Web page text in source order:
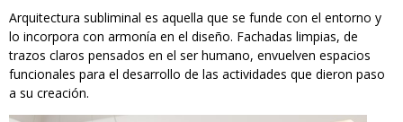
Arquitectura subliminal es aquella que se funde con el entorno y
lo incorpora con armonía en el diseño. Fachadas limpias, de
trazos claros pensados en el ser humano, envuelven espacios
funcionales para el desarrollo de las actividades que dieron paso
a su creación.